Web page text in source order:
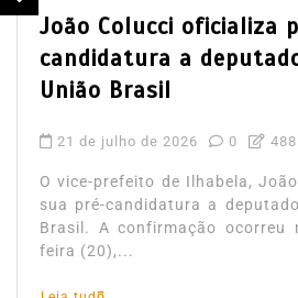
João Colucci oficializa
candidatura a
União Brasil
21 de julho de 2026 0
O vice-prefeito de Ilhabela,
sua pré-candidatura a
Brasil. A confirmação ocorreu
feira (20),...